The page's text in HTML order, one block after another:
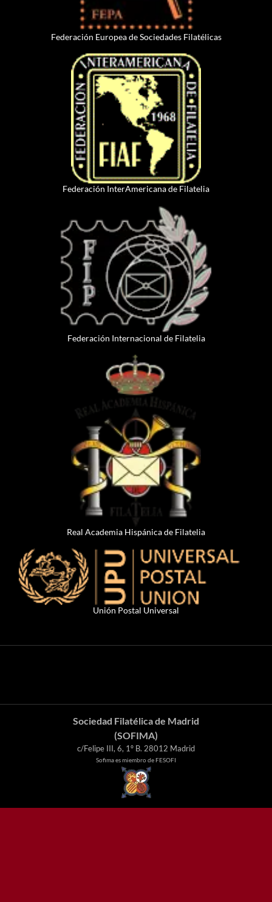
Federación Europea de Sociedades Filatélicas
Federación InterAmericana de Filatelia
Federación Internacional de Filatelia
Real Academia Hispánica de Filatelia
Unión Postal Universal
Sociedad Filatélica de Madrid
(SOFIMA)
c/Felipe III, 6, 1º B. 28012 Madrid
Sofima es miembro de FESOFI